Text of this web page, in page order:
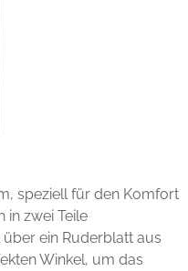
speziell für den Komfort
in zwei Teile
ein Ruderblatt aus
Winkel, um das